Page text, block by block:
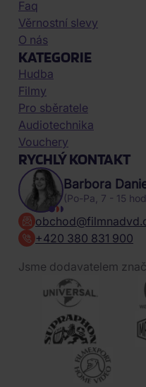
Faq
Věrnostní slevy
O nás
KATEGORIE
Hudba
Filmy
Pro sběratele
Audiotechnika
Vouchery
RYCHLÝ KONTAKT
Barbora
(Po-Pa, 7 - 15
+420 380 831 900
Jsme dodavatelem